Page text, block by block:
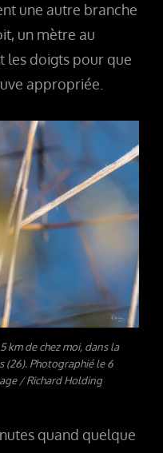
une autre branche
un mètre au
les doigts pour que
appropriée.
km de chez moi, dans la
(26). Photographié le 6
/ Richard Holding
quand quelque